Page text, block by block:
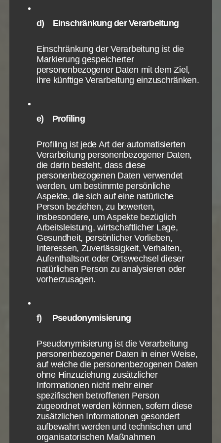
Forderungen entfernt?
Dann müsste dieses Sünden- und
seine Schriften ziehen und immer wieder
auftauchen. Es wäre ein wesentlicher Aspekt
des Glaubens an Christus und hätte enorme
Auswirkungen auf seine Lehre gehabt.
an keiner anderen Stelle eine solche
Ganz im Gegenteil. Paulus sieht sich als
Vorbild Christi für alle Menschen, was Gottes
Gnade und Liebe aus einem Sünder alles
machen kann. Er versteht sich als einer, den
Jesus treu erachtet hat.
Schon von daher scheidet diese Auslegung
aus, allein weil der Kontext keine Eigensicht
des Paulus als ständig Sündigenden
unterstützt.
Wenn wir aber ganz sicher gehen wollen,
müssen wir die ganze Lehre und das ganze
Leben des Paulus betrachten. Bis auf den 2.
haben wir das ja auch schon getan. Und auch
dort bietet sich uns bisher in keinster Weise
Auslegung eines von seinem Gewissen wegen
verbleibender Restsünden gequälten Paulus
unterstützt. Doch da wir hier nur die
Einzelbriefuntersuchung vornehmen, werden
wir inTeil 2 – Übersicht Neues Testament – Der
Apostel Pauluseine Gesamtuntersuchung über
alle Schriften des Paulus zu dieser wichtigen
Frage vornehmen. Sah Paulus sich fortlaufend
d) Einschränkung der Verarbeitung
Einschränkung der Verarbeitung ist die
Markierung gespeicherter
personenbezogener Daten mit dem Ziel,
ihre künftige Verarbeitung einzuschränken.
e) Profiling
Profiling ist jede Art der automatisierten
Verarbeitung personenbezogener Daten,
die darin besteht, dass diese
personenbezogenen Daten verwendet
werden, um bestimmte persönliche
Aspekte, die sich auf eine natürliche
Person beziehen, zu bewerten,
insbesondere, um Aspekte bezüglich
Arbeitsleistung, wirtschaftlicher Lage,
Gesundheit, persönlicher Vorlieben,
Interessen, Zuverlässigkeit, Verhalten,
Aufenthaltsort oder Ortswechsel dieser
natürlichen Person zu analysieren oder
vorherzusagen.
f) Pseudonymisierung
Pseudonymisierung ist die Verarbeitung
personenbezogener Daten in einer Weise,
auf welche die personenbezogenen Daten
ohne Hinzuziehung zusätzlicher
Informationen nicht mehr einer
spezifischen betroffenen Person
zugeordnet werden können, sofern diese
zusätzlichen Informationen gesondert
aufbewahrt werden und technischen und
organisatorischen Maßnahmen